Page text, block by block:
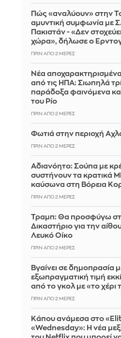
Πώς «αναλύουν» στην
αμυντική συμφωνία με
Πακιστάν - «Δεν
χώρα», δήλωσε ο
ΠΡΙΝ ΑΠΌ 2 ΜΈΡΕΣ
Νέα
από τις ΗΠΑ: Σιωπηλά
παράδοξα φαινόμενα
του Ρίο
ΠΡΙΝ ΑΠΌ 2 ΜΈΡΕΣ
Φωτιά στην περιοχή
ΠΡΙΝ ΑΠΌ 2 ΜΈΡΕΣ
Αδιανόητο: Σούπα με
συστήνουν τα κρατικά
καύσωνα στη Βόρεια
ΠΡΙΝ ΑΠΌ 2 ΜΈΡΕΣ
Τραμπ: Θα προσφύγω
Δικαστήριο για την
Λευκό Οίκο
ΠΡΙΝ ΑΠΌ 2 ΜΈΡΕΣ
Βγαίνει σε δημοπρασία
εξωπραγματική τιμή
από το γκολ με «το χέρι
ΠΡΙΝ ΑΠΌ 2 ΜΈΡΕΣ
Κάπου ανάμεσα στο
«Wednesday»: Η νέα